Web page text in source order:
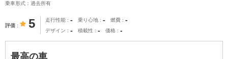
乗車形式：過去所有
評価 5 走行性能 - 乗り心地 - 燃費 -
デザイン - 積載性 - 価格 -
最高の車